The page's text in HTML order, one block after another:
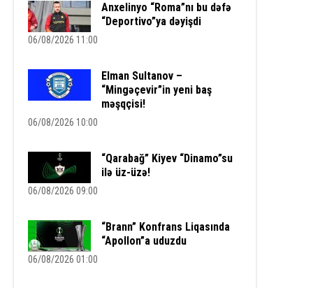
Anxelinyo “Roma”nı bu dəfə
“Deportivo”ya dəyişdi
06/08/2026 11:00
Elman Sultanov –
“Mingəçevir”in yeni baş
məşqçisi!
06/08/2026 10:00
“Qarabağ” Kiyev “Dinamo”su
ilə üz-üzə!
06/08/2026 09:00
“Brann” Konfrans Liqasında
“Apollon”a uduzdu
06/08/2026 01:00